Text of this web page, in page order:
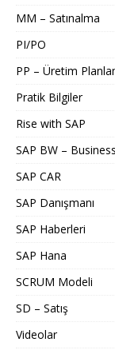
MM – Satınalma
PI/PO
PP – Üretim
Pratik Bilgiler
Rise with SAP
SAP BW –
SAP CAR
SAP Danışmanı
SAP Haberleri
SAP Hana
SCRUM Modeli
SD – Satış
Videolar